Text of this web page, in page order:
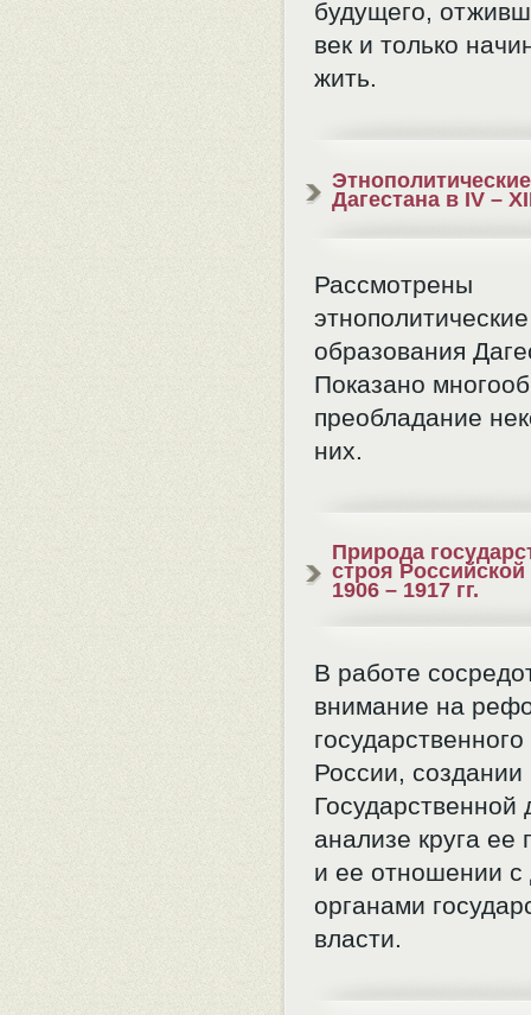
будущего,
век и только
жить.
Дагестана в IV –
Рассмотрены
этнополитические
образования
Показано
преобладание
них.
Природа
строя
1906 – 1917 гг.
В работе
внимание на
России, создании
Государственной
анализе круга ее
и ее отношении с
органами
власти.